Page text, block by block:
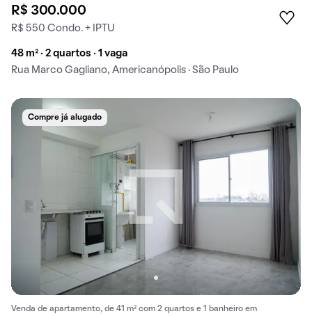
R$ 300.000
R$ 550 Condo. + IPTU
48 m² · 2 quartos · 1 vaga
Rua Marco Gagliano, Americanópolis · São Paulo
Compre já alugado
Venda de apartamento, de 41 m² com 2 quartos e 1 banheiro em